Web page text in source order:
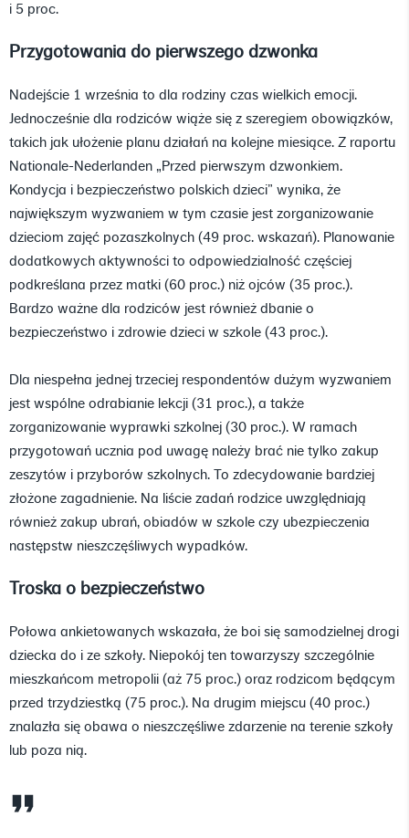
i 5 proc.
Przygotowania do pierwszego dzwonka
Nadejście 1 września to dla rodziny czas wielkich emocji.
Jednocześnie dla rodziców wiąże się z szeregiem obowiązków,
takich jak ułożenie planu działań na kolejne miesiące. Z raportu
Nationale-Nederlanden „Przed pierwszym dzwonkiem.
Kondycja i bezpieczeństwo polskich dzieci” wynika, że
największym wyzwaniem w tym czasie jest zorganizowanie
dzieciom zajęć pozaszkolnych (49 proc. wskazań). Planowanie
dodatkowych aktywności to odpowiedzialność częściej
podkreślana przez matki (60 proc.) niż ojców (35 proc.).
Bardzo ważne dla rodziców jest również dbanie o
bezpieczeństwo i zdrowie dzieci w szkole (43 proc.).
Dla niespełna jednej trzeciej respondentów dużym wyzwaniem
jest wspólne odrabianie lekcji (31 proc.), a także
zorganizowanie wyprawki szkolnej (30 proc.). W ramach
przygotowań ucznia pod uwagę należy brać nie tylko zakup
zeszytów i przyborów szkolnych. To zdecydowanie bardziej
złożone zagadnienie. Na liście zadań rodzice uwzględniają
również zakup ubrań, obiadów w szkole czy ubezpieczenia
następstw nieszczęśliwych wypadków.
Troska o bezpieczeństwo
Połowa ankietowanych wskazała, że boi się samodzielnej drogi
dziecka do i ze szkoły. Niepokój ten towarzyszy szczególnie
mieszkańcom metropolii (aż 75 proc.) oraz rodzicom będącym
przed trzydziestką (75 proc.). Na drugim miejscu (40 proc.)
znalazła się obawa o nieszczęśliwe zdarzenie na terenie szkoły
lub poza nią.